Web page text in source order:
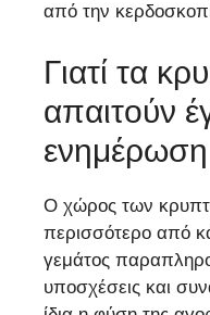
από την
Γιατί τα
απαιτούν
ενημέρωση
Ο χώρος των
περισσότερο από
γεμάτος
υποσχέσεις και